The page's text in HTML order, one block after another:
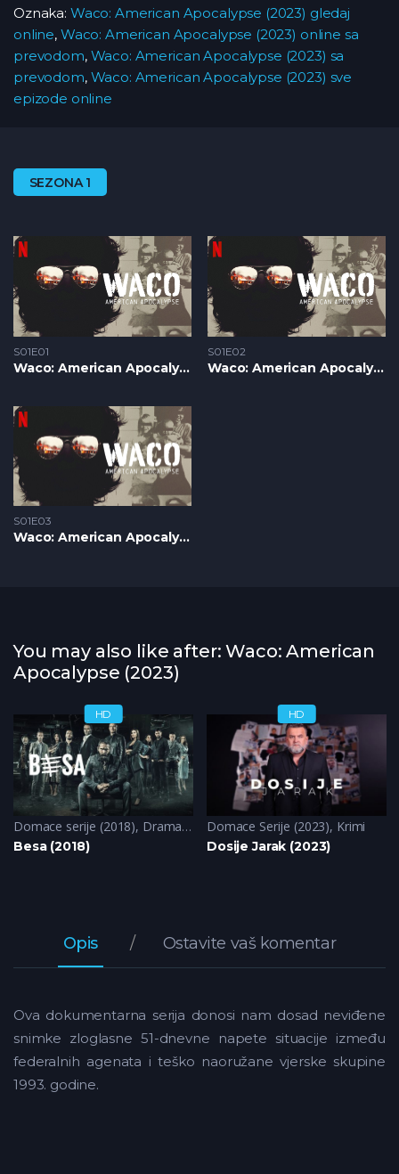
Oznaka: Waco: American Apocalypse (2023) gledaj
online, Waco: American Apocalypse (2023) online sa
prevodom, Waco: American Apocalypse (2023) sa
prevodom, Waco: American Apocalypse (2023) sve
epizode online
SEZONA 1
S01E01
Waco: American Apocalypse S1 – Epizoda 01
S01E02
Waco: American Apocalypse S1 – Epizoda 02
S01E03
Waco: American Apocalypse S1 – Epizoda 03
You may also like after: Waco: American
Apocalypse (2023)
HD
Domace serije (2018), Drama,Krimi
Besa (2018)
HD
Domace Serije (2023), Krimi
Dosije Jarak (2023)
Opis Ostavite vaš komentar
Ova dokumentarna serija donosi nam dosad neviđene
snimke zloglasne 51-dnevne napete situacije između
federalnih agenata i teško naoružane vjerske skupine
1993. godine.